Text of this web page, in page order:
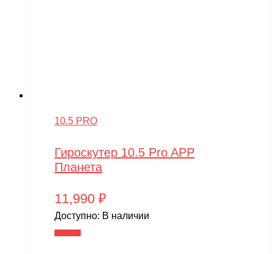
10.5 PRO
Гироскутер 10.5 Pro APP
Планета
11,990 ₽
Доступно: В наличии